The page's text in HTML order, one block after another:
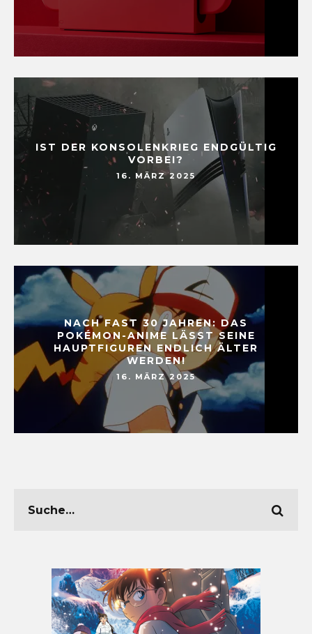
IST DER KONSOLENKRIEG ENDGÜLTIG
VORBEI?
16. MÄRZ 2025
NACH FAST 30 JAHREN: DAS
POKÉMON-ANIME LÄSST SEINE
HAUPTFIGUREN ENDLICH ÄLTER
WERDEN!
16. MÄRZ 2025